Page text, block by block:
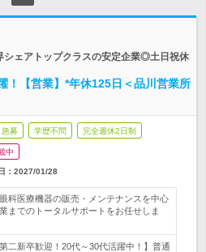
シェアトップクラスの安定企業◎土日祝休
！【営業】*年休125日＜品川営業所
急募 学歴不問 完全週休2日制
中
： 2027/01/28
科医療機器の販売・メンテナンスを中心
までのトータルサポートをお任せしま
二新卒歓迎！20代～30代活躍中！】普通